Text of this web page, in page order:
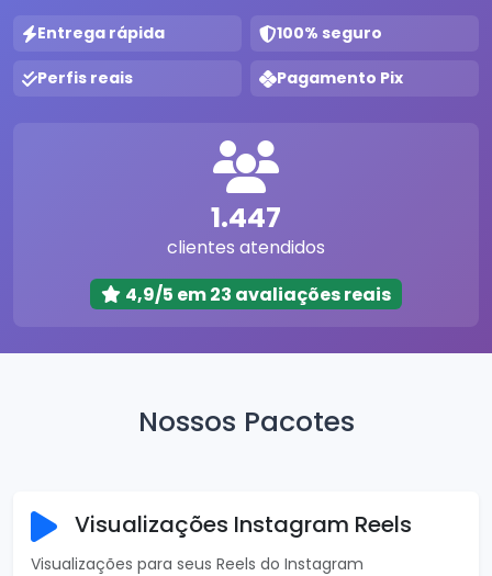
Entrega rápida 100% seguro
Perfis reais Pagamento Pix
1.447
clientes atendidos
4,9/5 em 23 avaliações reais
Nossos Pacotes
Visualizações Instagram Reels
Visualizações para seus Reels do Instagram